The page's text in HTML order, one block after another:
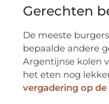
Gerechten
De meeste
bepaalde andere
Argentijnse kolen
het eten nog
vergadering op